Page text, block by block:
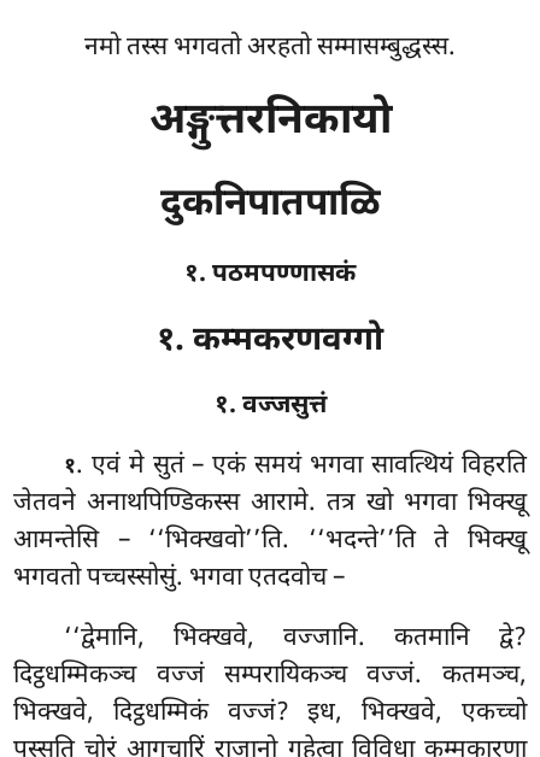
नमो तस्स भगवतो अरहतो सम्मासम्बुद्धस्स.
अङ्गुत्तरनिकायो
दुकनिपातपाळि
१. पठमपण्णासकं
१. कम्मकरणवग्गो
१. वज्जसुत्तं
१. एवं मे सुतं – एकं समयं भगवा सावत्थियं विहरति
जेतवने अनाथपिण्डिकस्स आरामे. तत्र खो भगवा भिक्खू
आमन्तेसि – ‘‘भिक्खवो’’ति. ‘‘भदन्ते’’ति ते भिक्खू
भगवतो पच्चस्सोसुं. भगवा एतदवोच –
‘‘द्वेमानि, भिक्खवे, वज्जानि. कतमानि द्वे?
दिट्ठधम्मिकञ्च वज्जं सम्परायिकञ्च वज्जं. कतमञ्च,
भिक्खवे, दिट्ठधम्मिकं वज्जं? इध, भिक्खवे, एकच्चो